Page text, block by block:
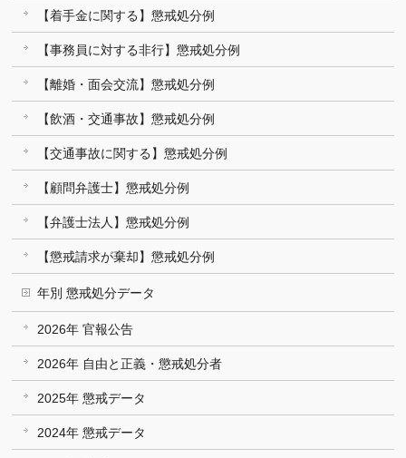
【着手金に関する】懲戒処分例
【事務員に対する非行】懲戒処分例
【離婚・面会交流】懲戒処分例
【飲酒・交通事故】懲戒処分例
【交通事故に関する】懲戒処分例
【顧問弁護士】懲戒処分例
【弁護士法人】懲戒処分例
【懲戒請求が棄却】懲戒処分例
年別 懲戒処分データ
2026年 官報公告
2026年 自由と正義・懲戒処分者
2025年 懲戒データ
2024年 懲戒データ